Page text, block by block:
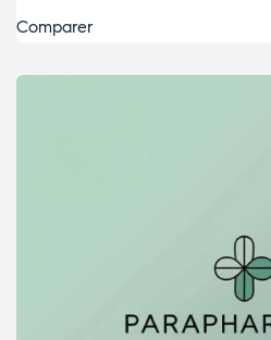
Comparer